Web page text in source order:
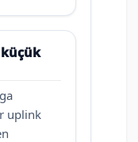
uplink